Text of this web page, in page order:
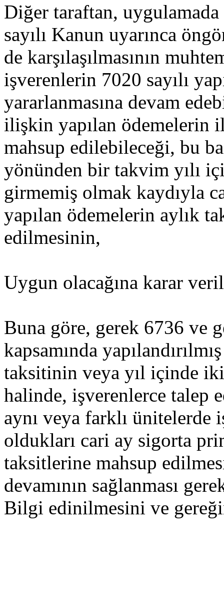
Diğer taraftan, uygulamada
sayılı Kanun uyarınca
de karşılaşılmasının
işverenlerin 7020 sayılı
yararlanmasına devam
ilişkin yapılan ödemelerin
mahsup edilebileceği, bu
yönünden bir takvim yılı
girmemiş olmak kaydıyla
yapılan ödemelerin aylık
edilmesinin,
Uygun olacağına karar
Buna göre, gerek 6736 ve
kapsamında
taksitinin veya yıl içinde
halinde, işverenlerce talep
aynı veya farklı
oldukları cari ay sigorta
taksitlerine mahsup
devamının sağlanması
Bilgi edinilmesini ve